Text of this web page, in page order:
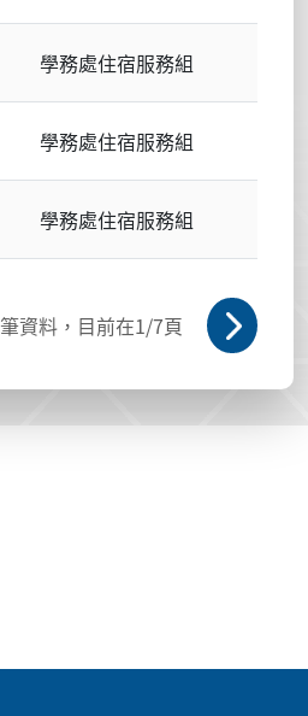
學務處住宿服務組
學務處住宿服務組
學務處住宿服務組
筆資料，目前在1/7頁